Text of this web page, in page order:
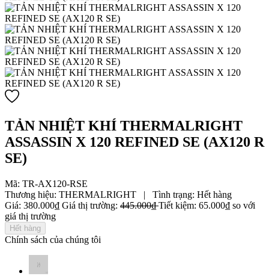
TẢN NHIỆT KHÍ THERMALRIGHT
ASSASSIN X 120 REFINED SE (AX120 R
SE)
Mã: TR-AX120-RSE
Thương hiệu: THERMALRIGHT | Tình trạng: Hết hàng
Giá: 380.000₫ Giá thị trường: 445.000₫Tiết kiệm: 65.000₫ so với
giá thị trường
Hết hàng
Chính sách của chúng tôi